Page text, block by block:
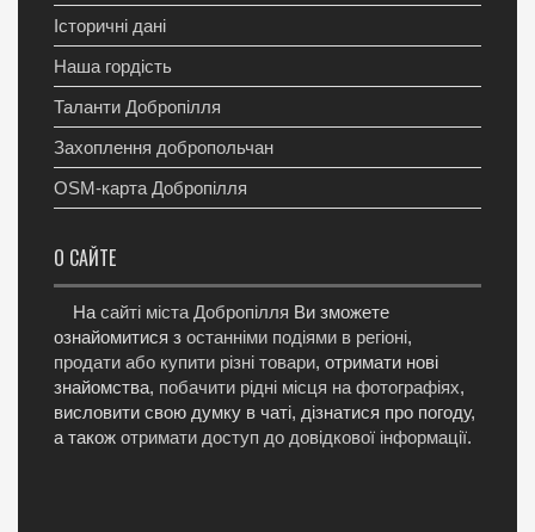
Історичні дані
Наша гордість
Таланти Добропілля
Захоплення добропольчан
OSM-карта Добропілля
О САЙТЕ
На сайті міста Добропілля Ви зможете
ознайомитися з останніми подіями в регіоні,
продати або купити різні товари, отримати нові
знайомства, побачити рідні місця на фотографіях,
висловити свою думку в чаті, дізнатися про погоду,
а також отримати доступ до довідкової інформації.